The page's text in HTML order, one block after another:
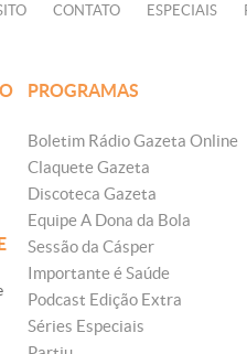
CONTATO ESPECIAIS
PROGRAMAS
Boletim Rádio Gazeta Online
Claquete Gazeta
Discoteca Gazeta
Equipe A Dona da Bola
Sessão da Cásper
Importante é Saúde
Podcast Edição Extra
Séries Especiais